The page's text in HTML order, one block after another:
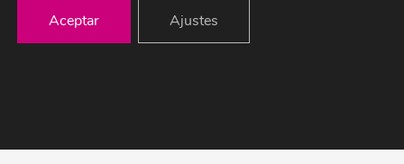
NOTICIAS
Aceptar Ajustes